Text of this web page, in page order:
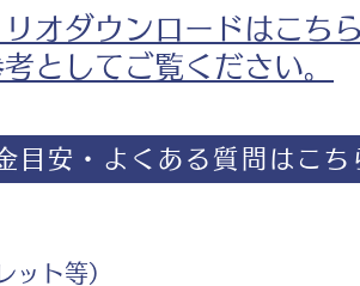
オダウンロードはこち
としてご覧ください。
目安・よくある質問はこち
ト等）